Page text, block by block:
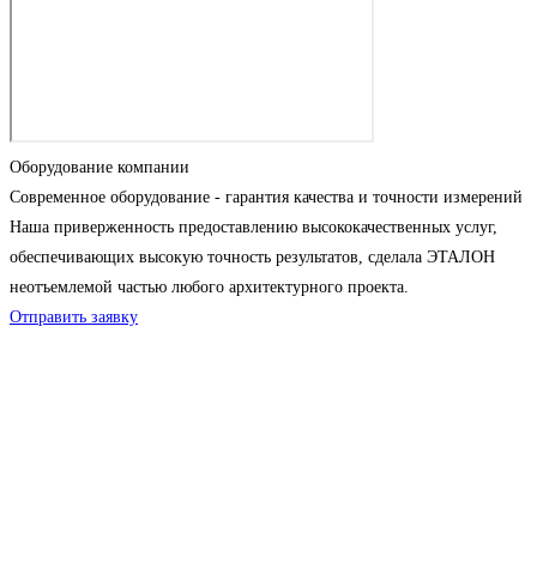
Оборудование компании
Современное оборудование - гарантия качества и точности измерений
Наша приверженность предоставлению высококачественных услуг,
обеспечивающих высокую точность результатов, сделала ЭТАЛОН
неотъемлемой частью любого архитектурного проекта.
Отправить заявку